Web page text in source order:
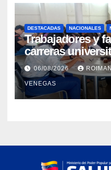
DESTACADAS NACIONALES
Trabajadores y
carreras
convenio entre
UCV
06/08/2026
VENEGAS